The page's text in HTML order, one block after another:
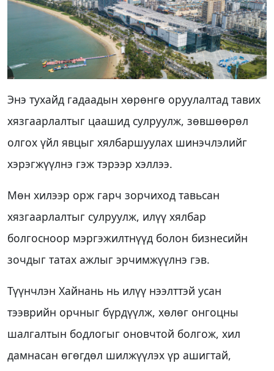
Энэ тухайд гадаадын хөрөнгө оруулалтад тавих
хязгаарлалтыг цаашид сулруулж, зөвшөөрөл
олгох үйл явцыг хялбаршуулах шинэчлэлийг
хэрэгжүүлнэ гэж тэрээр хэллээ.
Мөн хилээр орж гарч зорчиход тавьсан
хязгаарлалтыг сулруулж, илүү хялбар
болгосноор мэргэжилтнүүд болон бизнесийн
зочдыг татах ажлыг эрчимжүүлнэ гэв.
Түүнчлэн Хайнань нь илүү нээлттэй усан
тээврийн орчныг бүрдүүлж, хөлөг онгоцны
шалгалтын бодлогыг оновчтой болгож, хил
дамнасан өгөгдөл шилжүүлэх үр ашигтай,